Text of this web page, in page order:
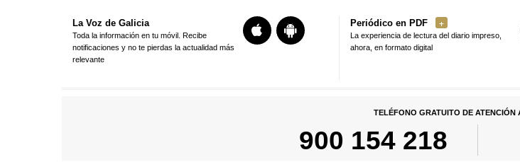
La Voz de Galicia
Toda la información en tu móvil. Recibe
notificaciones y no te pierdas la actualidad más
relevante
Periódico en PDF
La experiencia de lectura del diario impreso,
ahora, en formato digital
TELÉFONO GRATUITO DE ATENCIÓN
900 154 218